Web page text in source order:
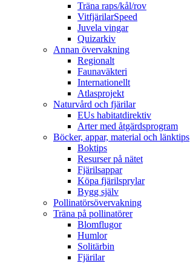
Träna raps/kål/rov
VitfjärilarSpeed
Juvela vingar
Quizarkiv
Annan övervakning
Regionalt
Faunaväkteri
Internationellt
Atlasprojekt
Naturvård och fjärilar
EUs habitatdirektiv
Arter med åtgärdsprogram
Böcker, appar, material och länktips
Boktips
Resurser på nätet
Fjärilsappar
Köpa fjärilsprylar
Bygg själv
Pollinatörsövervakning
Träna på pollinatörer
Blomflugor
Humlor
Solitärbin
Fjärilar